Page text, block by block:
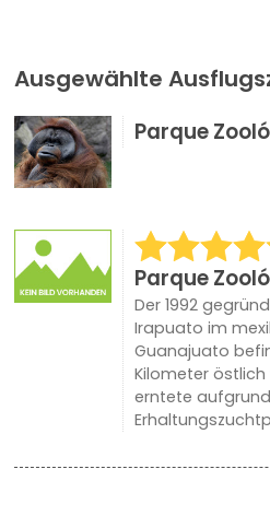
Ausgewählte
Parque
Parque
Der 1992
Irapuato im
Guanajuato
Kilometer
erntete